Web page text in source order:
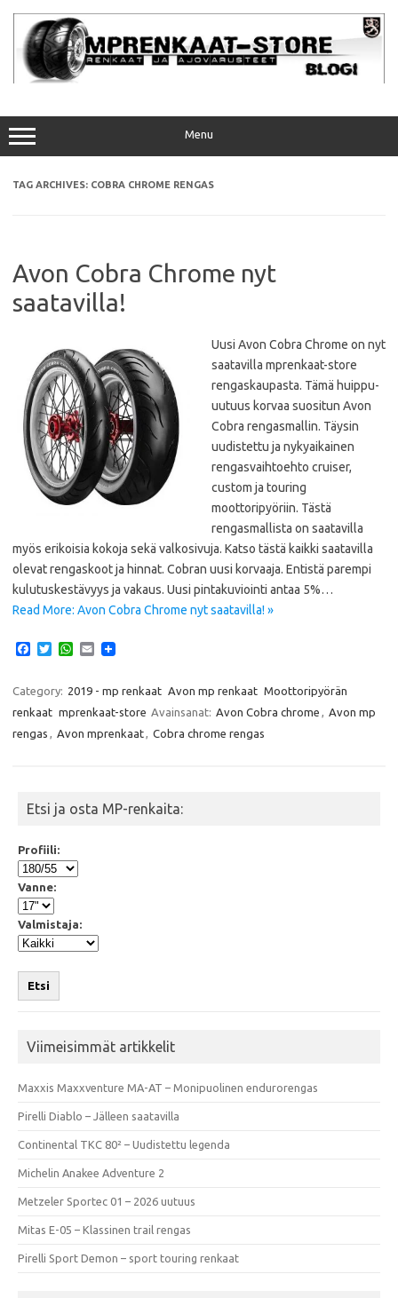
content
Menu
TAG ARCHIVES: COBRA CHROME RENGAS
Avon Cobra Chrome nyt
saatavilla!
Uusi Avon Cobra Chrome on nyt
saatavilla mprenkaat-store
rengaskaupasta. Tämä huippu-
uutuus korvaa suositun Avon
Cobra rengasmallin. Täysin
uudistettu ja nykyaikainen
rengasvaihtoehto cruiser,
custom ja touring
moottoripyöriin. Tästä
rengasmallista on saatavilla
myös erikoisia kokoja sekä valkosivuja. Katso tästä kaikki saatavilla
olevat rengaskoot ja hinnat. Cobran uusi korvaaja. Entistä parempi
kulutuskestävyys ja vakaus. Uusi pintakuviointi antaa 5%…
Read More: Avon Cobra Chrome nyt saatavilla! »
e
b
o
o
T
t
e
W
t
A
p
E
i
Category: 2019 - mp renkaat Avon mp renkaat Moottoripyörän
renkaat mprenkaat-store Avainsanat: Avon Cobra chrome , Avon mp
rengas , Avon mprenkaat, Cobra chrome rengas
Etsi ja osta MP-renkaita:
Profiili:
Vanne:
Valmistaja:
Etsi
Viimeisimmät artikkelit
Maxxis Maxxventure MA-AT – Monipuolinen endurorengas
Pirelli Diablo – Jälleen saatavilla
Continental TKC 80² – Uudistettu legenda
Michelin Anakee Adventure 2
Metzeler Sportec 01 – 2026 uutuus
Mitas E-05 – Klassinen trail rengas
Pirelli Sport Demon – sport touring renkaat